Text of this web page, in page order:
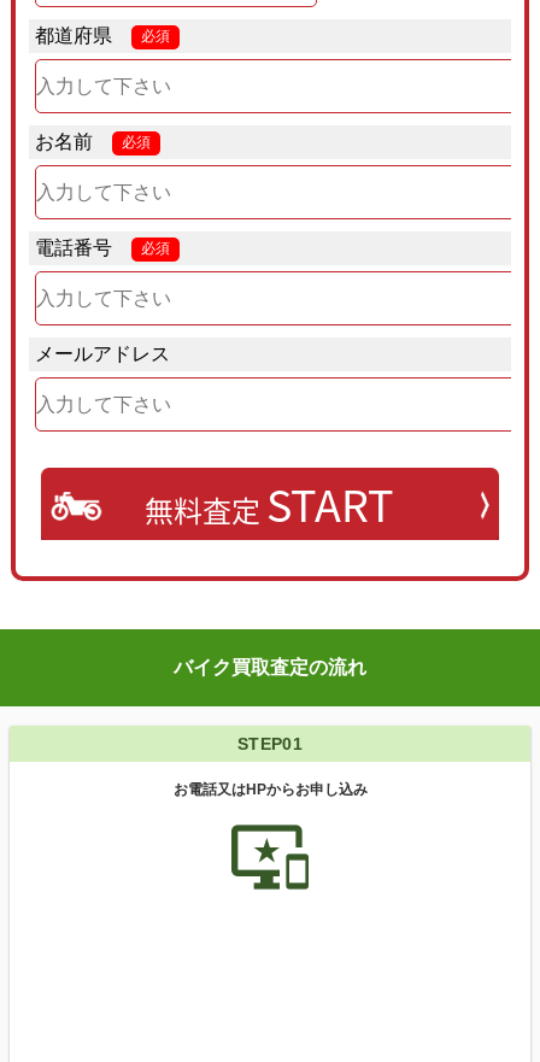
都道府県 必須
お名前 必須
電話番号 必須
メールアドレス
無料査定 START
バイク買取査定の流れ
STEP01
お電話又はHPからお申し込み
important_devices